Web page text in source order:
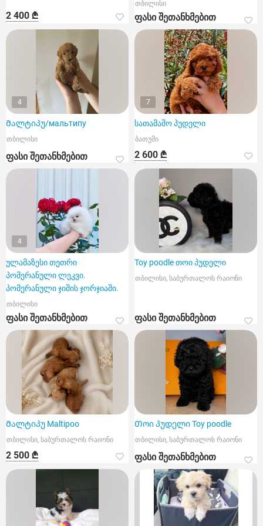
2 400 ₾
თბილისი
ფასი შეთანხმებით
4
Მალტიპუ/мальтипу
თბილისი
ფასი შეთანხმებით
7
სათამაშო პუდელი
ბათუმი
2 600 ₾
4
ულამაზესი თეთრი
პომერანული ლეკვი.
პომერანული ჯიშის ჯორჯიაში.
თბილისი
ფასი შეთანხმებით
Toy poodle თოი პუდელი
თბილისი, საბურთალოს რაიონი
ფასი შეთანხმებით
Მალტიპუ Maltipoo
თბილისი, საბურთალოს რაიონი
2 500 ₾
Თოი პუდელი Toy poodle
თბილისი, საბურთალოს რაიონი
ფასი შეთანხმებით